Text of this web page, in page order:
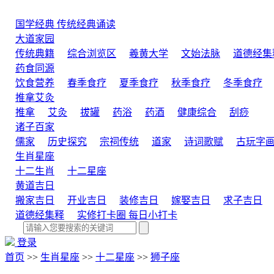
国学经典 传统经典诵读
大道家园
传统典籍
综合浏览区 羲黄大学 文始法脉
道德经集
药食同源
饮食营养
春季食疗 夏季食疗 秋季食疗 冬季食疗
推拿艾灸
推拿
艾灸 拔罐 药浴 药酒 健康综合
刮痧
诸子百家
儒家
历史探究 宗祠传统 道家 诗词歌赋 古玩字画
生肖星座
十二生肖
十二星座
黄道吉日
搬家吉日
开业吉日 装修吉日 嫁娶吉日
求子吉日
道德经集释
实修打卡圈 每日小打卡
登录
首页 >> 生肖星座 >> 十二星座 >> 狮子座